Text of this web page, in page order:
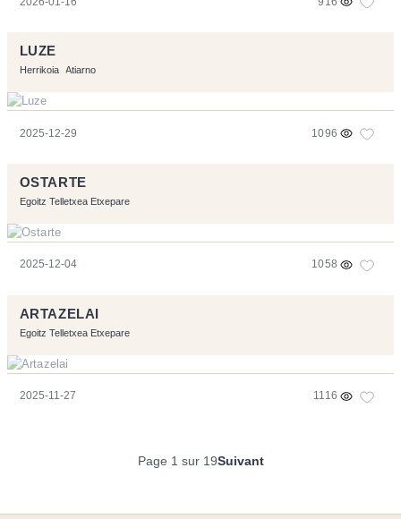
LUZE
Herrikoia Atiarno
2025-12-29 1096
OSTARTE
Egoitz Telletxea Etxepare
2025-12-04 1058
ARTAZELAI
Egoitz Telletxea Etxepare
2025-11-27 1116
Page 1 sur 19Suivant